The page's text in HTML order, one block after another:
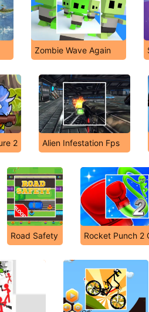
Zombie Wave Again
2 Alien Infestation Fps
Road Safety Rocket Punch 2